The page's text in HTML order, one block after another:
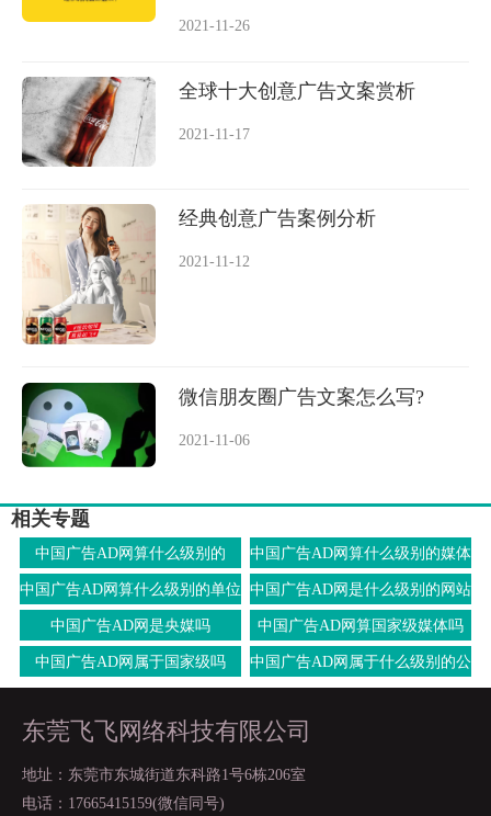
2021-11-26
全球十大创意广告文案赏析
2021-11-17
经典创意广告案例分析
2021-11-12
微信朋友圈广告文案怎么写?
2021-11-06
相关专题
中国广告AD网算什么级别的 中国广告AD网算什么级别的媒体
中国广告AD网算什么级别的单位 中国广告AD网是什么级别的网站
中国广告AD网是央媒吗 中国广告AD网算国家级媒体吗
中国广告AD网属于国家级吗
中国广告AD网属于什么级别的公
司
东莞飞飞网络科技有限公司
地址：东莞市东城街道东科路1号6栋206室
电话：17665415159(微信同号)